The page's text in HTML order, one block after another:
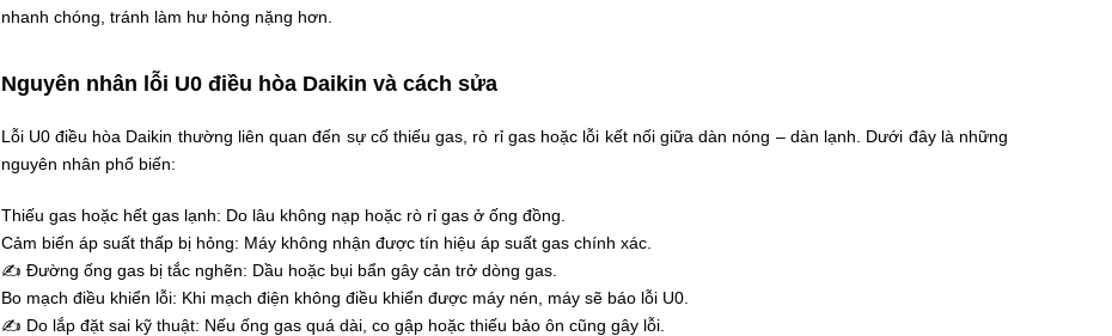
nhanh chóng, tránh làm hư hỏng nặng hơn.
Nguyên nhân lỗi U0 điều hòa Daikin và cách sửa
Lỗi U0 điều hòa Daikin thường liên quan đến sự cố thiếu gas, rò rỉ gas hoặc lỗi kết nối giữa dàn nóng – dàn lạnh. Dưới đây là những
nguyên nhân phổ biến:
Thiếu gas hoặc hết gas lạnh: Do lâu không nạp hoặc rò rỉ gas ở ống đồng.
Cảm biến áp suất thấp bị hỏng: Máy không nhận được tín hiệu áp suất gas chính xác.
✍ Đường ống gas bị tắc nghẽn: Dầu hoặc bụi bẩn gây cản trở dòng gas.
Bo mạch điều khiển lỗi: Khi mạch điện không điều khiển được máy nén, máy sẽ báo lỗi U0.
✍ Do lắp đặt sai kỹ thuật: Nếu ống gas quá dài, co gập hoặc thiếu bảo ôn cũng gây lỗi.